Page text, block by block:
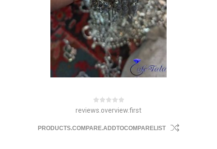
reviews.overview.first
PRODUCTS.COMPARE.ADDTOCOMPARELIST